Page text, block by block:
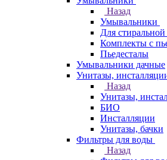
Назад
Умывальники
Для
Комплекты с
Пьедесталы
Умывальники дачные
Унитазы,
Назад
Унитазы,
БИО
Инсталляции
Унитазы, бачки
Фильтры для воды
Назад